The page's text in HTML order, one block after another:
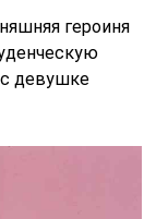
героиня
девушке